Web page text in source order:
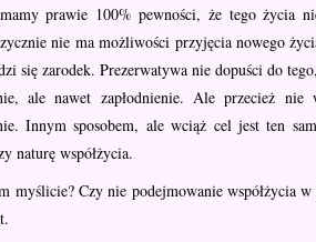
prawie 100% pewności, że tego życia
nie ma możliwości przyjęcia nowego
się zarodek. Prezerwatywa nie dopuści do
ale nawet zapłodnienie. Ale przecież
Innym sposobem, ale wciąż cel jest ten
naturę współżycia.
myślicie? Czy nie podejmowanie współżycia w